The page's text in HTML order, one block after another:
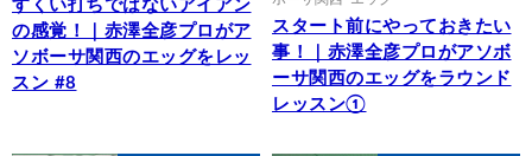
すくい打ちではないアイアン
の感覚！｜赤澤全彦プロがア
ソボーサ関西のエッグをレッ
スン #8
スタート前にやっておきたい
事！｜赤澤全彦プロがアソボ
ーサ関西のエッグをラウンド
レッスン①